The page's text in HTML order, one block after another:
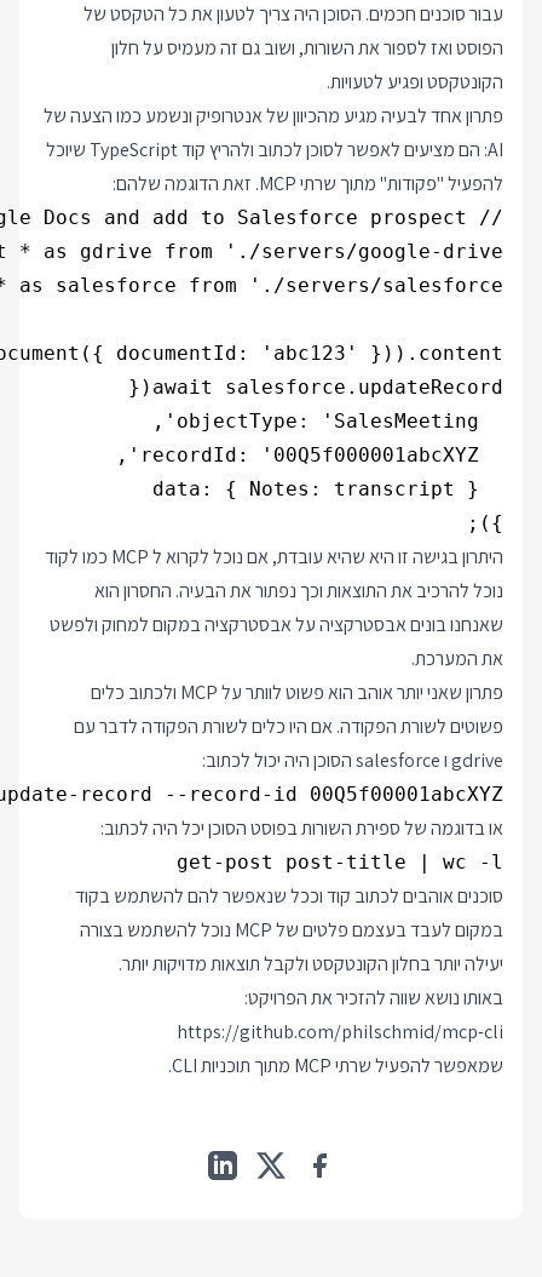
עבור סוכנים חכמים. הסוכן היה צריך לטעון את כל הטקסט של
הפוסט ואז לספור את השורות, ושוב גם זה מעמיס על חלון
הקונטקסט ופגיע לטעויות.
פתרון אחד לבעיה מגיע מהכיוון של אנטרופיק ונשמע כמו הצעה של
AI: הם מציעים לאפשר לסוכן לכתוב ולהריץ קוד TypeScript שיוכל
להפעיל "פקודות" מתוך שרתי MCP. זאת הדוגמה שלהם:
});
היתרון בגישה זו היא שהיא עובדת, אם נוכל לקרוא ל MCP כמו לקוד
נוכל להרכיב את התוצאות וכך נפתור את הבעיה. החסרון הוא
שאנחנו בונים אבסטרקציה על אבסטרקציה במקום למחוק ולפשט
את המערכת.
פתרון שאני יותר אוהב הוא פשוט לוותר על MCP ולכתוב כלים
פשוטים לשורת הפקודה. אם היו כלים לשורת הפקודה לדבר עם
gdrive ו salesforce הסוכן היה יכול לכתוב:
record --record-id 00Q5f00001abcXYZ
או בדוגמה של ספירת השורות בפוסט הסוכן יכל היה לכתוב:
get-post post-title | wc -l
סוכנים אוהבים לכתוב קוד וככל שנאפשר להם להשתמש בקוד
במקום לעבד בעצמם פלטים של MCP נוכל להשתמש בצורה
יעילה יותר בחלון הקונטקסט ולקבל תוצאות מדויקות יותר.
באותו נושא שווה להזכיר את הפרויקט:
https://github.com/philschmid/mcp-cli
שמאפשר להפעיל שרתי MCP מתוך תוכניות CLI.